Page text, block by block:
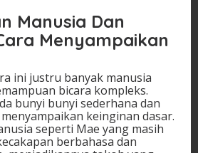
Manusia Dan
Menyampaikan
ini justru banyak manusia
bicara kompleks.
bunyi bunyi sederhana dan
keinginan dasar.
seperti Mae yang masih
berbahasa dan